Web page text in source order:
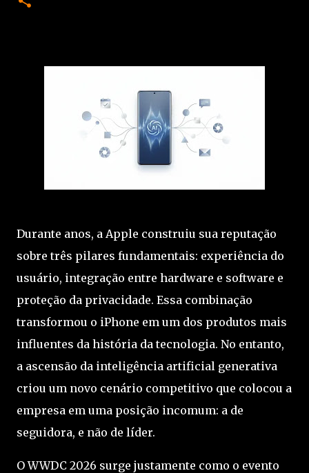
Durante anos, a Apple construiu sua reputação
sobre três pilares fundamentais: experiência do
usuário, integração entre hardware e software e
proteção da privacidade. Essa combinação
transformou o iPhone em um dos produtos mais
influentes da história da tecnologia. No entanto,
a ascensão da inteligência artificial generativa
criou um novo cenário competitivo que colocou a
empresa em uma posição incomum: a de
seguidora, e não de líder.
O WWDC 2026 surge justamente como o evento